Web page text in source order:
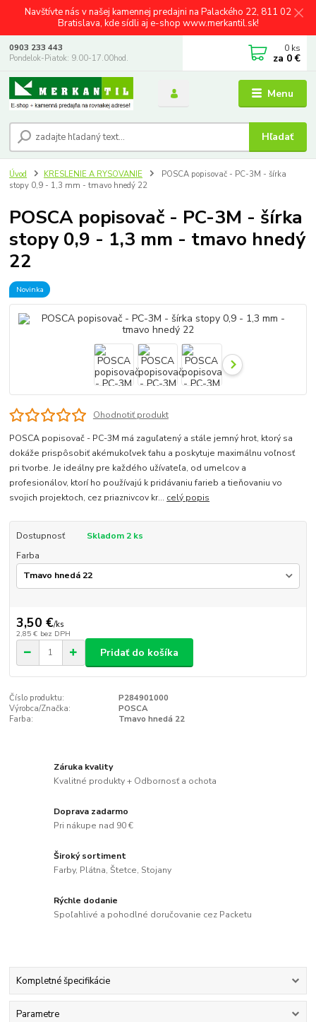
Navštívte nás v našej kamennej predajni na Palackého 22, 811 02
Bratislava, kde sídli aj e-shop www.merkantil.sk!
Menu
Hľadať
0903 233 443
Pondelok-Piatok: 9.00-17.00hod.
0 ks
za 0 €
Úvod KRESLENIE A RYSOVANIE
POSCA popisovač - PC-3M - šírka
stopy 0,9 - 1,3 mm - tmavo hnedý 22
POSCA popisovač - PC-3M - šírka
stopy 0,9 - 1,3 mm - tmavo hnedý
22
Novinka
Ohodnotiť produkt
POSCA popisovač - PC-3M má zaguľatený a stále jemný hrot, ktorý sa
dokáže prispôsobiť akémukoľvek ťahu a poskytuje maximálnu voľnosť
pri tvorbe. Je ideálny pre každého užívateľa, od umelcov a
profesionálov, ktorí ho používajú k pridávaniu farieb a tieňovaniu vo
svojich projektoch, cez priaznivcov kr... celý popis
Dostupnosť
Skladom 2 ks
Farba
3,50 €/ks
2,85 € bez DPH
Pridať do košíka
Číslo produktu:
P284901000
Výrobca/Značka:
POSCA
Farba:
Tmavo hnedá 22
Záruka kvality
Kvalitné produkty + Odbornosť a ochota
Doprava zadarmo
Pri nákupe nad 90 €
Široký sortiment
Farby, Plátna, Štetce, Stojany
Rýchle dodanie
Spoľahlivé a pohodlné doručovanie cez Packetu
Kompletné špecifikácie
Parametre